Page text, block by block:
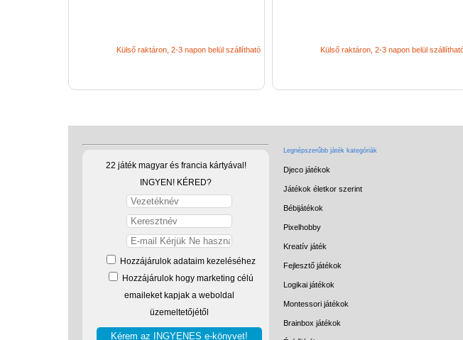
Külső raktáron, 2-3 napon belül szállítható Külső raktáron, 2-3 napon belül
22 játék magyar és francia kártyával!
INGYEN! KÉRED?
Hozzájárulok adataim kezeléséhez
Hozzájárulok hogy marketing célú
emaileket kapjak a weboldal
üzemeltetőjétől
Legnépszerűbb játék kategóriák
Djeco játékok
Játékok életkor szerint
Bébijátékok
Pixelhobby
Kreatív játék
Fejlesztő játékok
Logikai játékok
Montessori játékok
Brainbox játékok